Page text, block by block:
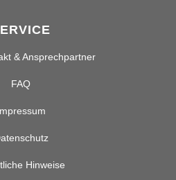
& Ansprechpartner
FAQ
Hinweise